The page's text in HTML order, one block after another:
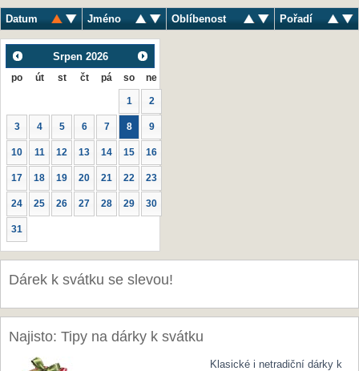
Datum Jméno Oblíbenost Pořadí
Srpen 2026
po út st čt pá so ne
1 2
3 4 5 6 7 8 9
10 11 12 13 14 15 16
17 18 19 20 21 22 23
24 25 26 27 28 29 30
31
Dárek k svátku se slevou!
Najisto: Tipy na dárky k svátku
Klasické i netradiční dárky k